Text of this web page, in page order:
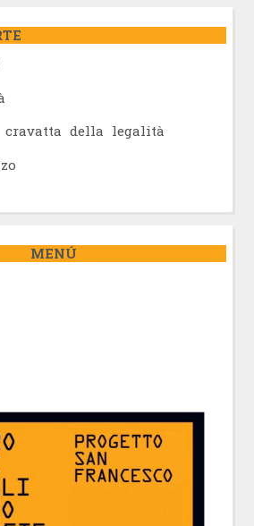
della legalità
MENÚ